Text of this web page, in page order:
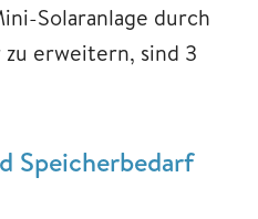
Solaranlage durch
erweitern, sind 3
Speicherbedarf